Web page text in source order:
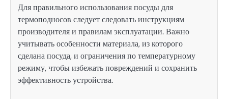
Для правильного использования посуды для
термоподносов следует следовать инструкциям
производителя и правилам эксплуатации. Важно
учитывать особенности материала, из которого
сделана посуда, и ограничения по температурному
режиму, чтобы избежать повреждений и сохранить
эффективность устройства.